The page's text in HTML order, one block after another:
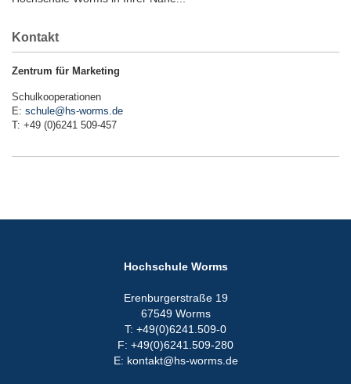
Kontakt
Zentrum für Marketing
Schulkooperationen
E: schule@hs-worms.de
T: +49 (0)6241 509-457
Hochschule Worms
Erenburgerstraße 19
67549 Worms
T: +49(0)6241.509-0
F: +49(0)6241.509-280
E: kontakt@hs-worms.de